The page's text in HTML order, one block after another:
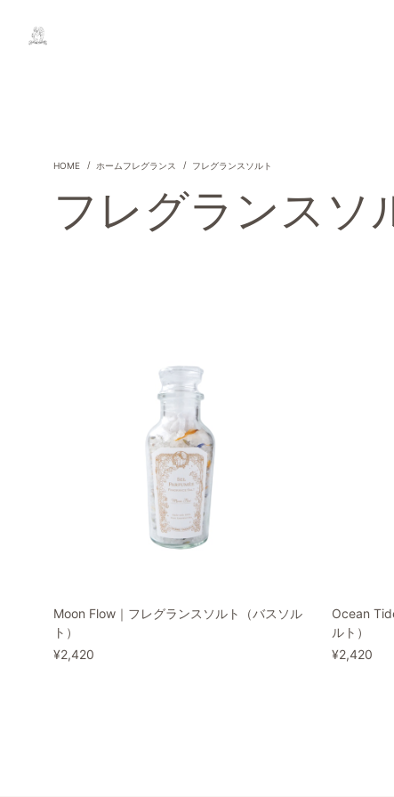
ホームフレグランス フレグランスソルト
フレグランスソ
Moon Flow｜フレグランスソルト（バスソル
ト）
¥2,420
Ocean
ルト）
¥2,420